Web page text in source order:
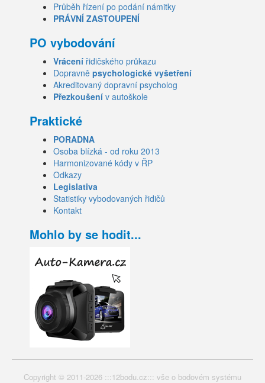
Průběh řízení po podání námitky
PRÁVNÍ ZASTOUPENÍ
PO vybodování
Vrácení řidičského průkazu
Dopravně psychologické vyšetření
Akreditovaný dopravní psycholog
Přezkoušení v autoškole
Praktické
PORADNA
Osoba blízká - od roku 2013
Harmonizované kódy v ŘP
Odkazy
Legislativa
Statistiky vybodovaných řidičů
Kontakt
Mohlo by se hodit...
Copyright © 2011-2026 :::12bodu.cz::: vše o bodovém systému